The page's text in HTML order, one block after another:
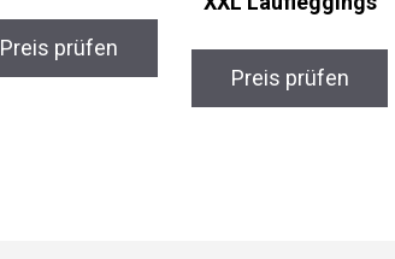
Preis prüfen
Preis prüfen